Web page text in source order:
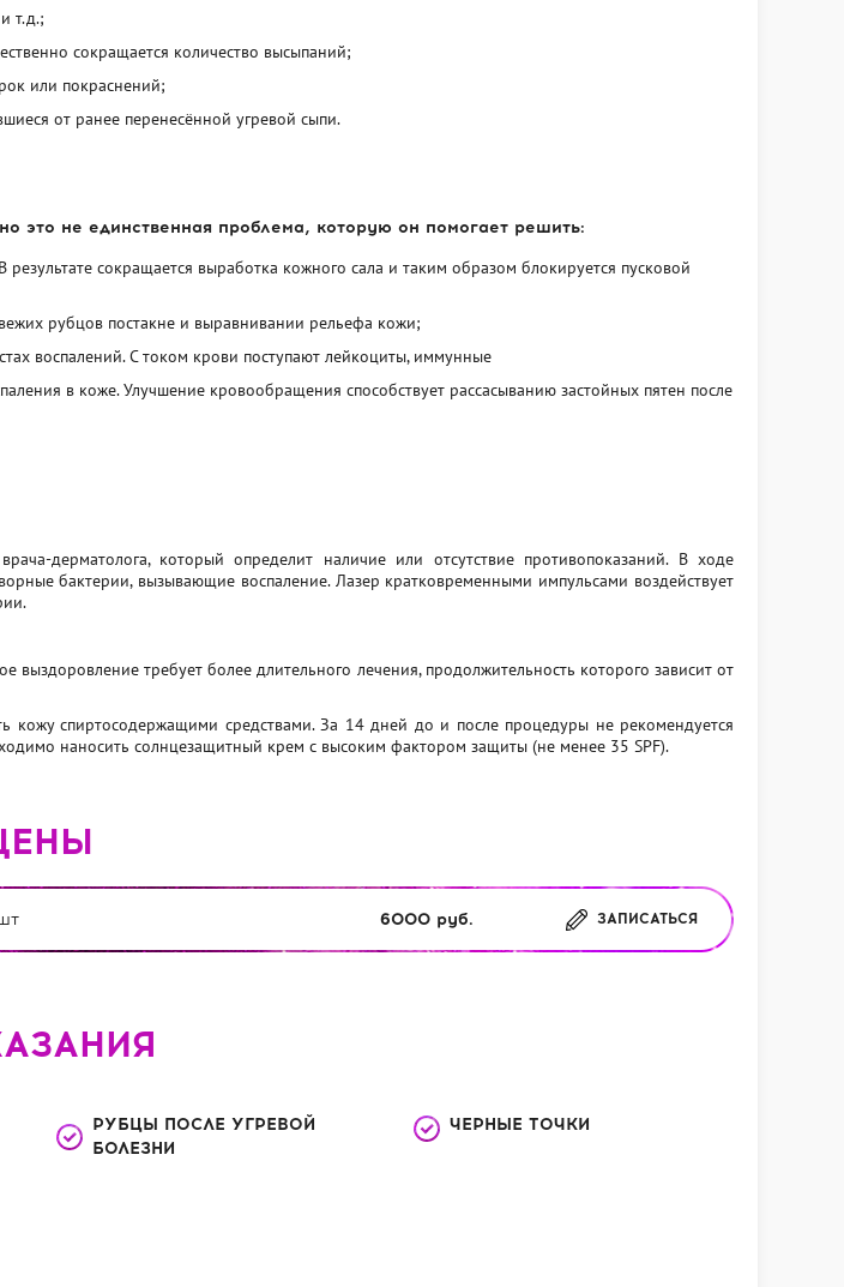
т.д.;
сокращается количество высыпаний;
или покраснений;
от ранее перенесённой угревой сыпи.
это не единственная проблема, которую он помогает решить:
сокращается выработка кожного сала и таким образом блокируется пусковой
рубцов постакне и выравнивании рельефа кожи;
воспалений. С током крови поступают лейкоциты, иммунные
в коже. Улучшение кровообращения способствует рассасыванию застойных пятен после
дерматолога, который определит наличие или отсутствие противопоказаний. В ходе
бактерии, вызывающие воспаление. Лазер кратковременными импульсами воздействует
выздоровление требует более длительного лечения, продолжительность которого зависит от
кожу спиртосодержащими средствами. За 14 дней до и после процедуры не рекомендуется
наносить солнцезащитный крем с высоким фактором защиты (не менее 35 SPF).
6000 руб. ЗАПИСАТЬСЯ
РУБЦЫ ПОСЛЕ УГРЕВОЙ
БОЛЕЗНИ
ЧЕРНЫЕ ТОЧКИ